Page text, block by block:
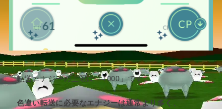
転送エナジーの上限は「1000」です。
色違い転送に必要なエナジーは通常より多く、